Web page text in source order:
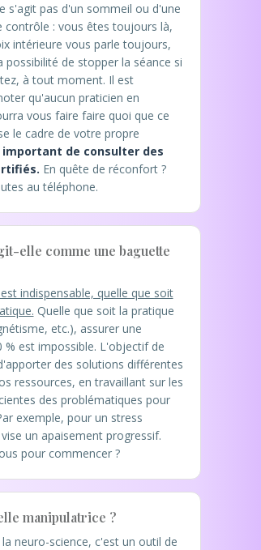
s'agit pas d'un sommeil ou d'une
contrôle : vous êtes toujours là,
intérieure vous parle toujours,
possibilité de stopper la séance si
à tout moment. Il est
qu'aucun praticien en
vous faire faire quoi que ce
le cadre de votre propre
important de consulter des
En quête de réconfort ?
au téléphone.
elle comme une baguette
indispensable, quelle que soit
Quelle que soit la pratique
etc.), assurer une
% est impossible. L'objectif de
des solutions différentes
ressources, en travaillant sur les
des problématiques pour
exemple, pour un stress
un apaisement progressif.
pour commencer ?
manipulatrice ?
neuro-science, c'est un outil de